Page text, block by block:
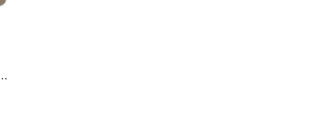
线及办公地址权威信息公示（2026年6月最新）